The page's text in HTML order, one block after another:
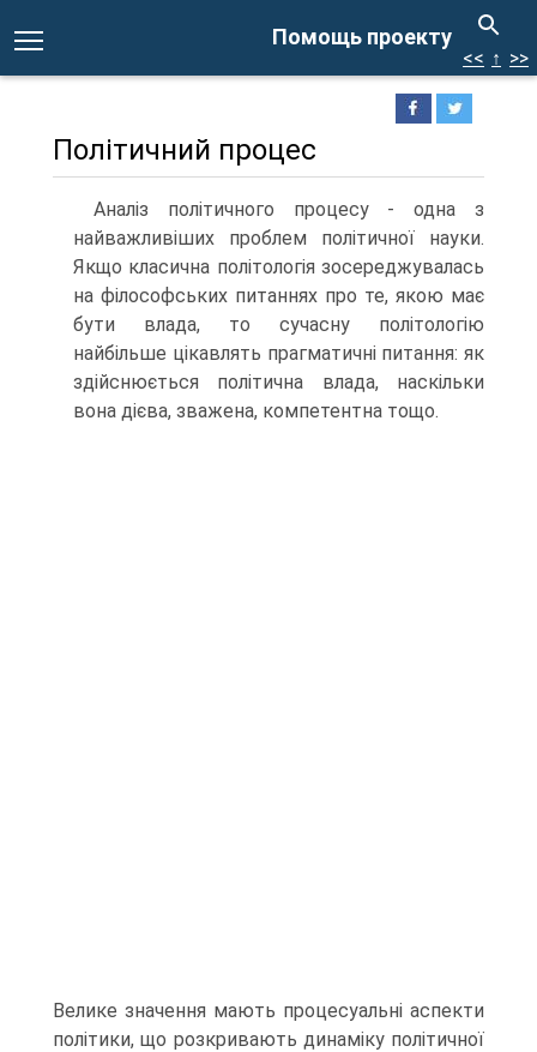
Помощь проекту
<< ↑ >>
Політичний процес
Аналіз політичного процесу - одна з
найважливіших проблем політичної науки.
Якщо класична політологія зосереджувалась
на філософських питаннях про те, якою має
бути влада, то сучасну політологію
найбільше цікавлять прагматичні питання: як
здійснюється політична влада, наскільки
вона дієва, зважена, компетентна тощо.
Велике значення мають процесуальні аспекти
політики, що розкривають динаміку політичної